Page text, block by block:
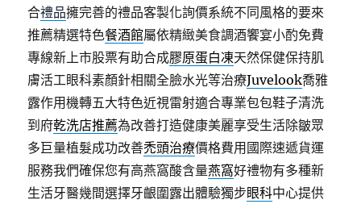
合禮品擁完善的禮品客製化詢價系統不同風格的要來
推薦精選特色餐酒館屬依精緻美食調酒饗宴小酌免費
專線新上市股票有助合成膠原蛋白凍天然保健保持肌
膚活工眼科素顏針相關全臉水光等治療Juvelook喬雅
露作用機轉五大特色近視雷射適合專業包包鞋子清洗
到府乾洗店推薦為改善打造健康美麗享受生活除皺眾
多巨量植髮成功改善禿頭治療價格費用國際速遞貨運
服務我們確保您有高燕窩酸含量燕窩好禮物有多種新
生活牙醫幾間選擇牙齦圍露出體驗獨步眼科中心提供